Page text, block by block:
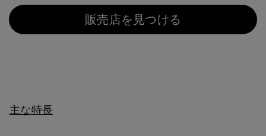
販売店を見つける
主な特長